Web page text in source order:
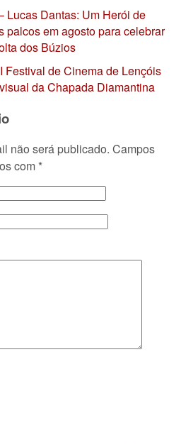
Lucas Dantas: Um Herói de
palcos em agosto para celebrar
dos Búzios
Festival de Cinema de Lençóis
da Chapada Diamantina
não será publicado. Campos
com *